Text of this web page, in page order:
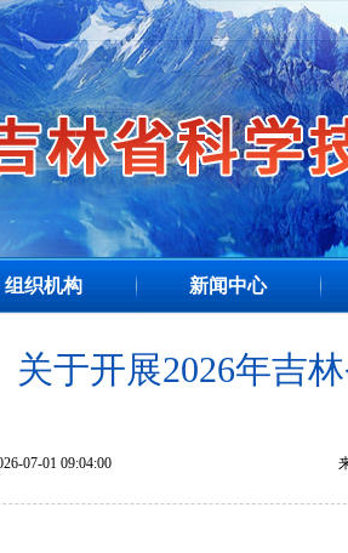
组织机构 新闻中心
关于开展2026年吉
07-01 09:04:00